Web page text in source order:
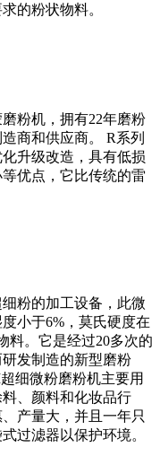
的粉状物料。
粉机，拥有22年磨粉
商和供应商。 R系列
升级改造，具有低损
优点，它比传统的雷
粉的加工设备，此微
小于6%，莫氏硬度在
料。它是经过20多次的
发制造的新型磨粉
细微粉磨粉机主要用
、颜料和化妆品行
产量大，并且一年只
过滤器以保护环境。